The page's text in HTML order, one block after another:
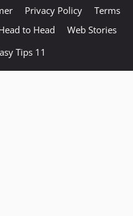
Privacy Policy
Terms
to Head
Web Stories
Tips 11